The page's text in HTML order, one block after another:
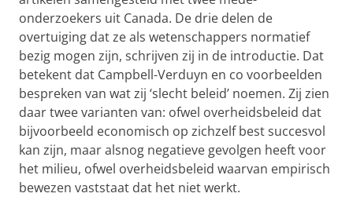
onderzoekers uit Canada. De drie delen de
overtuiging dat ze als wetenschappers normatief
bezig mogen zijn, schrijven zij in de introductie. Dat
betekent dat Campbell-Verduyn en co voorbeelden
bespreken van wat zij ‘slecht beleid’ noemen. Zij zien
daar twee varianten van: ofwel overheidsbeleid dat
bijvoorbeeld economisch op zichzelf best succesvol
kan zijn, maar alsnog negatieve gevolgen heeft voor
het milieu, ofwel overheidsbeleid waarvan empirisch
bewezen vaststaat dat het niet werkt.